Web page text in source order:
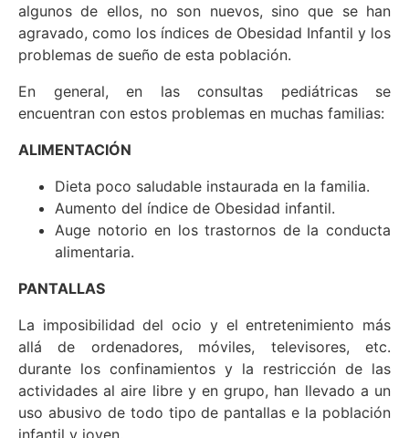
algunos de ellos, no son nuevos, sino que se han
agravado, como los índices de Obesidad Infantil y los
problemas de sueño de esta población.
En general, en las consultas pediátricas se
encuentran con estos problemas en muchas familias:
ALIMENTACIÓN
Dieta poco saludable instaurada en la familia.
Aumento del índice de Obesidad infantil.
Auge notorio en los trastornos de la conducta
alimentaria.
PANTALLAS
La imposibilidad del ocio y el entretenimiento más
allá de ordenadores, móviles, televisores, etc.
durante los confinamientos y la restricción de las
actividades al aire libre y en grupo, han llevado a un
uso abusivo de todo tipo de pantallas e la población
infantil y joven.